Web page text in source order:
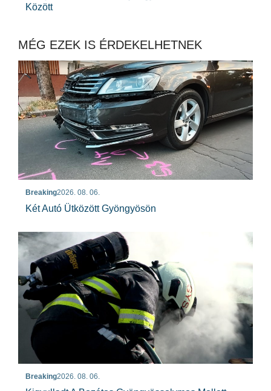
Között
MÉG EZEK IS ÉRDEKELHETNEK
Breaking2026. 08. 06.
Két Autó Ütközött Gyöngyösön
Breaking2026. 08. 06.